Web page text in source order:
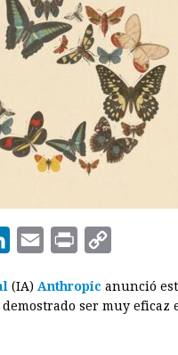
n
a
i
p
(IA) Anthropic anunció
ser muy eficaz